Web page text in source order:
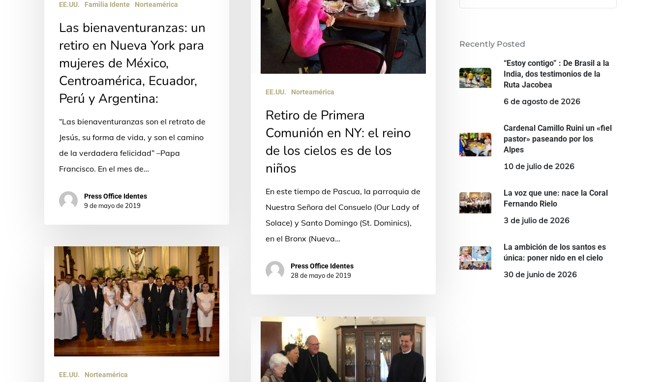
cielos
EE.UU. Norteamérica
Retiro de Primera
Comunión en NY: el reino
de los cielos es de los
niños
En este tiempo de Pascua, la parroquia de
Nuestra Señora del Consuelo (Our Lady of
Solace) y Santo Domingo (St. Dominics),
en el Bronx (Nueva…
Press Office Identes
28 de mayo de 2019
México,
Centroamérica,
Ecuador,
Argentina:
EE.UU. Familia Idente Norteamérica
Las bienaventuranzas: un
retiro en Nueva York para
mujeres de México,
Centroamérica, Ecuador,
Perú y Argentina:
“Las bienaventuranzas son el retrato de
Jesús, su forma de vida, y son el camino
de la verdadera felicidad” –Papa
Francisco. En el mes de…
Press Office Identes
9 de mayo de 2019
Niños,
jóvenes
adultos
reciben
sacramentos
EE.UU. Norteamérica
Visita
del
Padre
Jesús
Recently Posted
“Estoy contigo” : De Brasil a la
India, dos testimonios de la
Ruta Jacobea
6 de agosto de 2026
Cardenal Camillo Ruini un «fiel
pastor» paseando por los
Alpes
10 de julio de 2026
La voz que une: nace la Coral
Fernando Rielo
3 de julio de 2026
La ambición de los santos es
única: poner nido en el cielo
30 de junio de 2026